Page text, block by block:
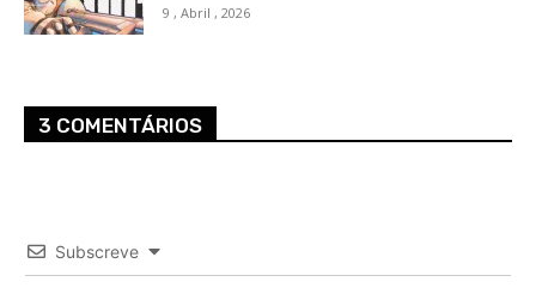
9 , Abril , 2026
3 COMENTÁRIOS
Subscreve